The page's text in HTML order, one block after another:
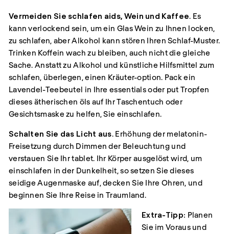
Vermeiden Sie schlafen aids, Wein und Kaffee. Es
kann verlockend sein, um ein Glas Wein zu Ihnen locken,
zu schlafen, aber Alkohol kann stören Ihren Schlaf-Muster.
Trinken Koffein wach zu bleiben, auch nicht die gleiche
Sache. Anstatt zu Alkohol und künstliche Hilfsmittel zum
schlafen, überlegen, einen Kräuter-option. Pack ein
Lavendel-Teebeutel in Ihre essentials oder put Tropfen
dieses ätherischen öls auf Ihr Taschentuch oder
Gesichtsmaske zu helfen, Sie einschlafen.
Schalten Sie das Licht aus. Erhöhung der melatonin-
Freisetzung durch Dimmen der Beleuchtung und
verstauen Sie Ihr tablet. Ihr Körper ausgelöst wird, um
einschlafen in der Dunkelheit, so setzen Sie dieses
seidige Augenmaske auf, decken Sie Ihre Ohren, und
beginnen Sie Ihre Reise in Traumland.
Extra-Tipp: Planen
Sie im Voraus und